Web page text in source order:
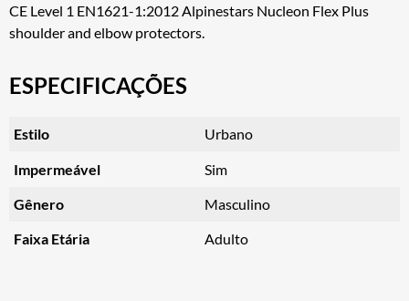
CE Level 1 EN1621-1:2012 Alpinestars Nucleon Flex Plus
shoulder and elbow protectors.
ESPECIFICAÇÕES
Estilo Urbano
Impermeável Sim
Gênero Masculino
Faixa Etária Adulto